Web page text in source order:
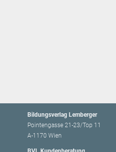
Bildungsverlag Lemberger
Pointengasse 21-23/Top 11
A-1170 Wien